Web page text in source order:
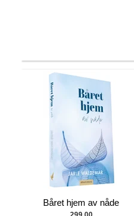
Båret hjem av nåde